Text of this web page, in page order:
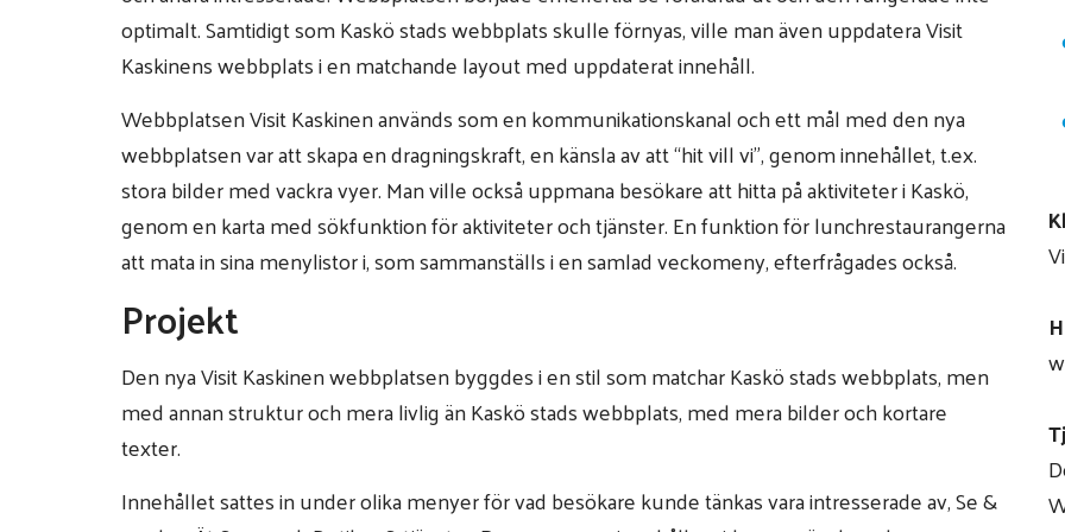
optimalt. Samtidigt som Kaskö stads webbplats skulle förnyas, ville man även uppdatera Visit
Kaskinens webbplats i en matchande layout med uppdaterat innehåll.
Webbplatsen Visit Kaskinen används som en kommunikationskanal och ett mål med den nya
webbplatsen var att skapa en dragningskraft, en känsla av att “hit vill vi”, genom innehållet, t.ex.
stora bilder med vackra vyer. Man ville också uppmana besökare att hitta på aktiviteter i Kaskö,
genom en karta med sökfunktion för aktiviteter och tjänster. En funktion för lunchrestaurangerna
att mata in sina menylistor i, som sammanställs i en samlad veckomeny, efterfrågades också.
Projekt
Den nya Visit Kaskinen webbplatsen byggdes i en stil som matchar Kaskö stads webbplats, men
med annan struktur och mera livlig än Kaskö stads webbplats, med mera bilder och kortare
texter.
Innehållet sattes in under olika menyer för vad besökare kunde tänkas vara intresserade av, Se &